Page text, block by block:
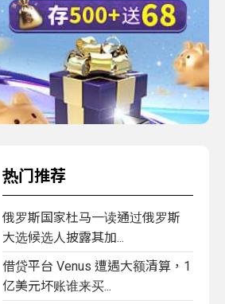
热门推荐
俄罗斯国家杜马一读通过俄罗斯
大选候选人披露其加...
借贷平台 Venus 遭遇大额清算，1
亿美元坏账谁来买...